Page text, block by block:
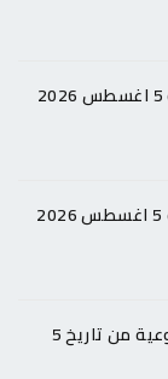
عروض المزرعة الجنوبية الاسبوعية 5 اغسطس 2026
عروض لولو جدة و تبوك الاسبوعية 5 اغسطس 2026
عروض التميمي حفر الباطن الاسبوعية من تاريخ 5